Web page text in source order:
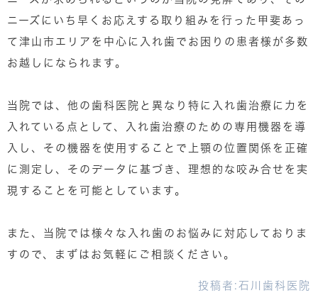
ニーズにいち早くお応えする取り組みを行った甲斐あっ
て津山市エリアを中心に入れ歯でお困りの患者様が多数
お越しになられます。
当院では、他の歯科医院と異なり特に入れ歯治療に力を
入れている点として、入れ歯治療のための専用機器を導
入し、その機器を使用することで上顎の位置関係を正確
に測定し、そのデータに基づき、理想的な咬み合せを実
現することを可能としています。
また、当院では様々な入れ歯のお悩みに対応しておりま
すので、まずはお気軽にご相談ください。
投稿者: 石川歯科医院